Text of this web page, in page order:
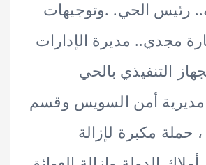
الحي. .وتوجيهات
مديرة الإدارات
بالحي
أمن السويس وقسم
لإزالة